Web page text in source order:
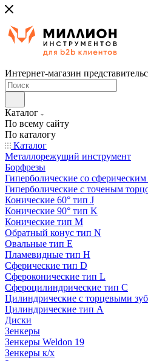
Интернет-магазин
Каталог
По всему сайту
По каталогу
Каталог
Металлорежущий инструмент
Борфрезы
Гиперболические cо
Гиперболические с точеным
Конические 60° тип J
Конические 90° тип K
Конические тип M
Обратный конус тип N
Овальные тип E
Пламевидные тип H
Сферические тип D
Сфероконические тип L
Сфероцилиндрические тип C
Цилиндрические с торцевыми
Цилиндрические тип А
Диски
Зенкеры
Зенкеры Weldon 19
Зенкеры к/х